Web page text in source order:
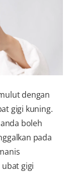
dengan
gigi kuning.
boleh
pada
gigi